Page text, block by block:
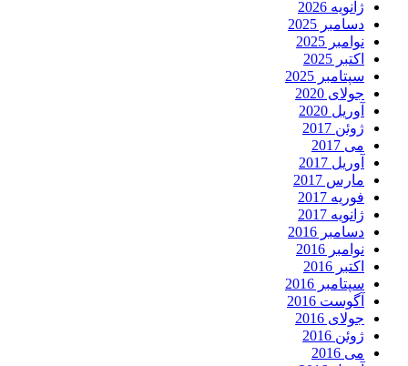
ژانویه 2026
دسامبر 2025
نوامبر 2025
اکتبر 2025
سپتامبر 2025
جولای 2020
آوریل 2020
ژوئن 2017
می 2017
آوریل 2017
مارس 2017
فوریه 2017
ژانویه 2017
دسامبر 2016
نوامبر 2016
اکتبر 2016
سپتامبر 2016
آگوست 2016
جولای 2016
ژوئن 2016
می 2016